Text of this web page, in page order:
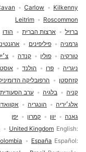
בחירת שפה
English
United Kingdom
Español
España
ברזיל ארצות הברית הודו
גרמניה
פיליפינים
טורקיה
פולין קנדה
ניגריה
פרו הולנד
קזחסטן
הרפובליקה
קניה
בלגיה ערב הסעודית
אלג׳יריה
הונגריה
גאנה
יוון קמרון יפן
Kilkenny
Carlow
Roscommon
Leitrim